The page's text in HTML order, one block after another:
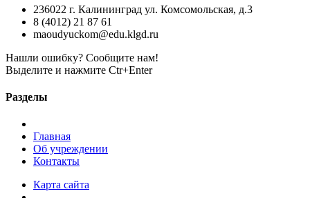
236022 г. Калининград ул. Комсомольская, д.3
8 (4012) 21 87 61
maoudyuckom@edu.klgd.ru
Нашли ошибку? Сообщите нам!
Выделите и нажмите Ctr+Enter
Разделы
Главная
Об учреждении
Контакты
Карта сайта